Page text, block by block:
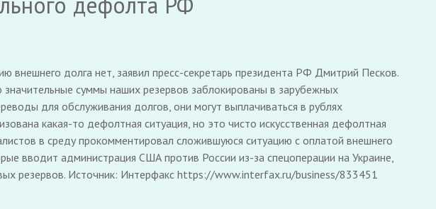
долга нет, заявил пресс-секретарь президента РФ Дмитрий Песков.
суммы наших резервов заблокированы в зарубежных
для обслуживания долгов, они могут выплачиваться в рублях
какая-то дефолтная ситуация, но это чисто искусственная дефолтная
в среду прокомментировал сложившуюся ситуацию с оплатой внешнего
вводит администрация США против России из-за спецоперации на Украине,
резервов. Источник: Интерфакс https://www.interfax.ru/business/833451